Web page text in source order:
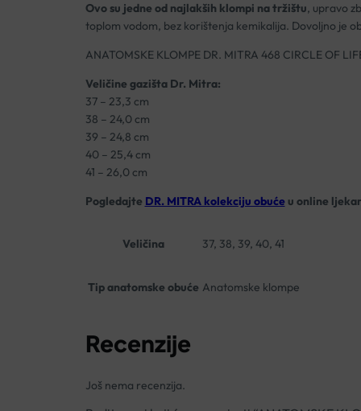
Ovo su jedne od najlakših klompi na tržištu, upravo
toplom vodom, bez korištenja kemikalija. Dovoljno je
ANATOMSKE KLOMPE DR. MITRA 468 CIRCLE OF
Veličine gazišta Dr. Mitra:
37 – 23,3 cm
38 – 24,0 cm
39 – 24,8 cm
40 – 25,4 cm
41 – 26,0 cm
Pogledajte DR. MITRA kolekciju obućeu online
Veličina 37, 38, 39, 40, 41
Tip anatomske obuće Anatomske klompe
Recenzije
Još nema recenzija.